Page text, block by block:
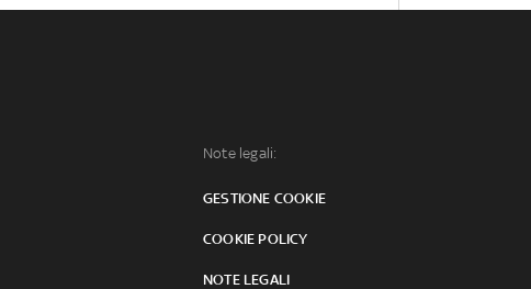
Note legali:
GESTIONE COOKIE
COOKIE POLICY
NOTE LEGALI